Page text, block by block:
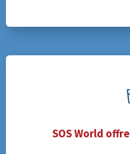
SOS World